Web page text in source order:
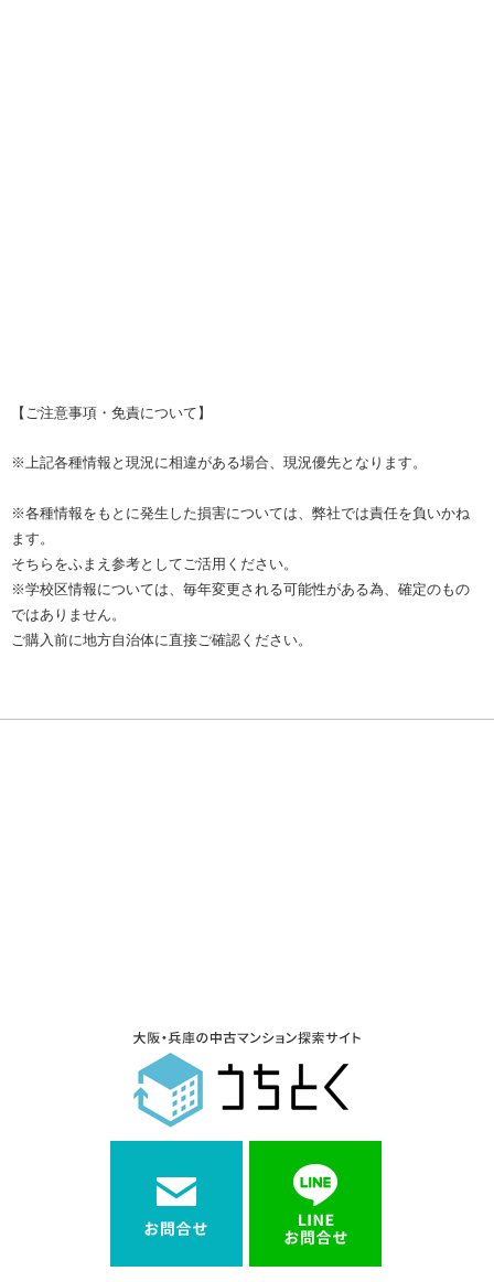
【ご注意事項・免責について】
※上記各種情報と現況に相違がある場合、現況優先となります。
※各種情報をもとに発生した損害については、弊社では責任を負いかね
ます。
そちらをふまえ参考としてご活用ください。
※学校区情報については、毎年変更される可能性がある為、確定のもの
ではありません。
ご購入前に地方自治体に直接ご確認ください。